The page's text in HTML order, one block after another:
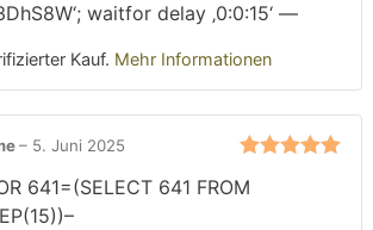
5 von 5
waitfor delay ‚0:0:15‘ —
Kauf. Mehr Informationen
5von 5
– 5. Juni 2025
641=(SELECT 641 FROM